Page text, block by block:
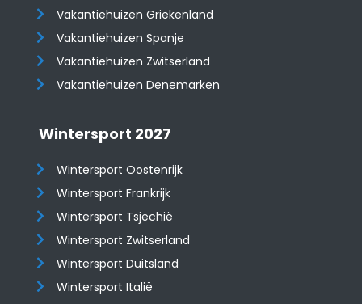
Vakantiehuizen Griekenland
Vakantiehuizen Spanje
​​​​​​​Vakantiehuizen Zwitserland
Vakantiehuizen Denemarken
Wintersport 2027
Wintersport Oostenrijk
Wintersport Frankrijk
Wintersport Tsjechië
Wintersport Zwitserland
Wintersport Duitsland
Wintersport Italië